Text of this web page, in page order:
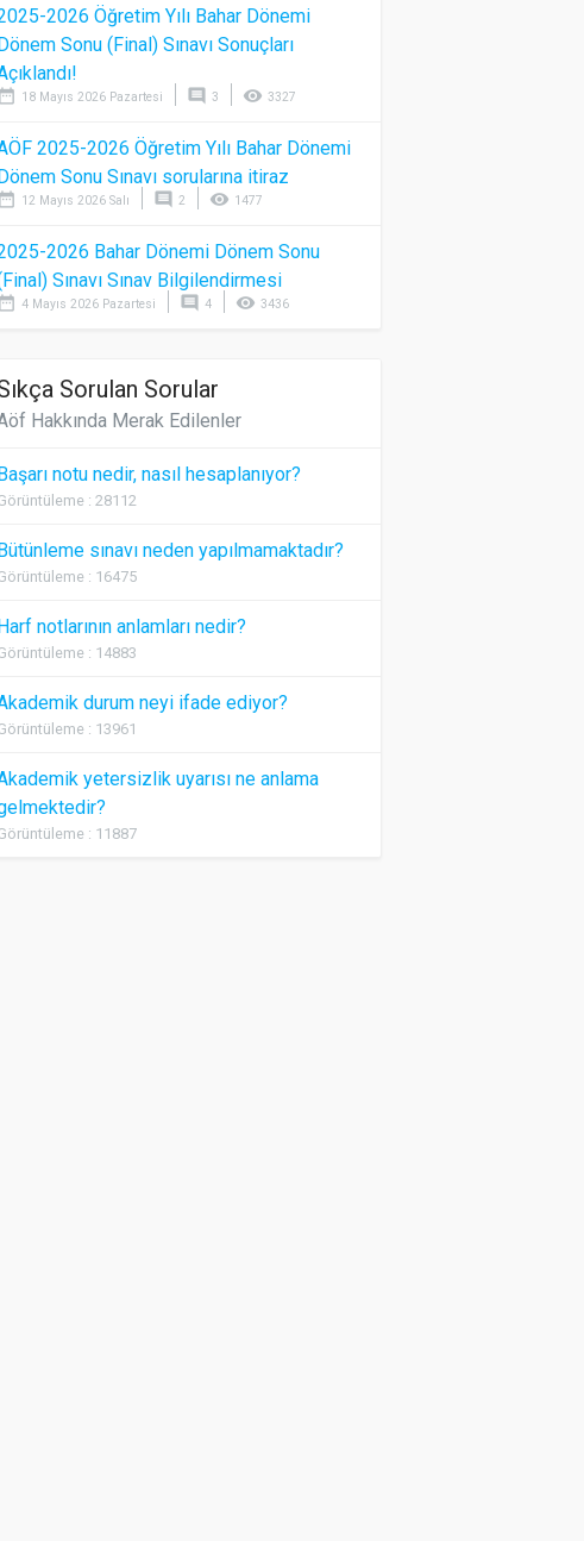
2026 Öğretim Yılı Bahar Dönemi
Sonu (Final) Sınavı Sonuçları
date_range 18 Mayıs 2026 Pazartesi comment 3 visibility 3327
2025-2026 Öğretim Yılı Bahar Dönemi
Sonu Sınavı sorularına itiraz
date_range 12 Mayıs 2026 Salı comment 2 visibility 1477
2026 Bahar Dönemi Dönem Sonu
Sınavı Sınav Bilgilendirmesi
date_range 4 Mayıs 2026 Pazartesi comment 4 visibility 3436
Sorulan Sorular
Hakkında Merak Edilenler
notu nedir, nasıl hesaplanıyor?
: 28112
sınavı neden yapılmamaktadır?
: 16475
notlarının anlamları nedir?
: 14883
durum neyi ifade ediyor?
: 13961
yetersizlik uyarısı ne anlama
: 11887